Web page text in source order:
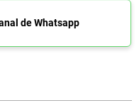
de Whatsapp